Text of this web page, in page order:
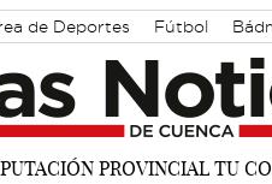
de Deportes Fútbol